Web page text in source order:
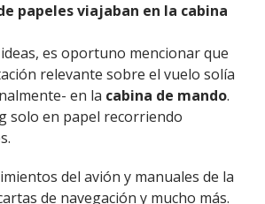
papeles viajaban en la cabina
es oportuno mencionar que
relevante sobre el vuelo solía
en la cabina de mando.
solo en papel recorriendo
del avión y manuales de la
de navegación y mucho más.